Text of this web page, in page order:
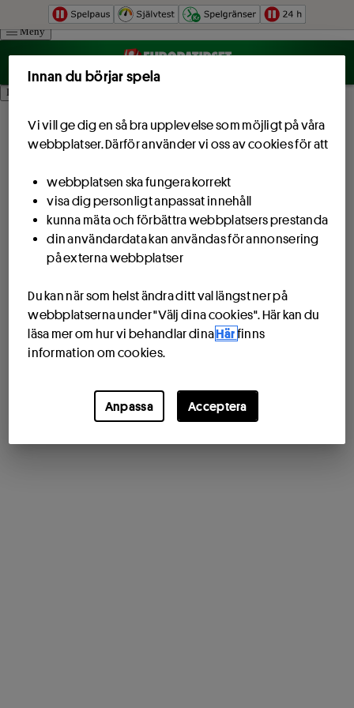
Hoppa till innehåll
Meny
Logga in
Innan du börjar spela
Vi vill ge dig en så bra upplevelse som möjligt på våra
webbplatser. Därför använder vi oss av cookies för att
webbplatsen ska fungera korrekt
visa dig personligt anpassat innehåll
kunna mäta och förbättra webbplatsers prestanda
din användardata kan användas för annonsering
på externa webbplatser
Du kan när som helst ändra ditt val längst ner på
webbplatserna under "Välj dina cookies". Här kan du
läsa mer om hur vi behandlar dinaHär finns
information om cookies.
Anpassa Acceptera